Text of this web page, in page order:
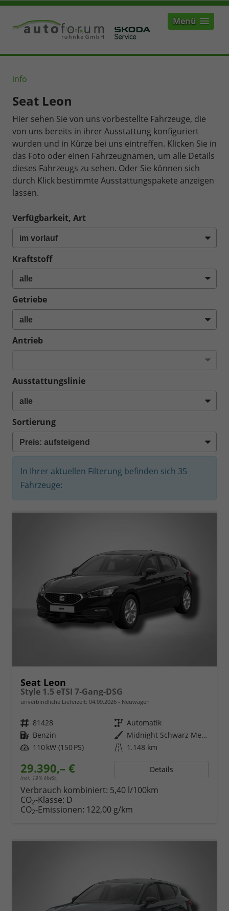
Menü
info
Seat Leon
Hier sehen Sie von uns vorbestellte Fahrzeuge, die
von uns bereits in ihrer Ausstattung konfiguriert
wurden und in Kürze bei uns eintreffen. Klicken Sie in
das Foto oder einen Fahrzeugnamen, um alle Details
dieses Fahrzeugs zu sehen. Oder Sie können sich
durch Klick bestimmte Ausstattungspakete anzeigen
lassen.
Verfügbarkeit, Art
Kraftstoff
Getriebe
Antrieb
Ausstattungslinie
Sortierung
In Ihrer aktuellen Filterung befinden sich 35
Fahrzeuge:
Seat Leon
Style 1.5 eTSI 7-Gang-DSG
unverbindliche Lieferzeit: 04.09.2026 Neuwagen
Fahrzeugnr. 81428 Getriebe Automatik
Kraftstoff Benzin Außenfarbe
Midnight Schwarz Metallic
Leistung 110 kW (150 PS) Kilometerstand 1.148 km
29.390,– €
incl. 19% MwSt.
Details
Verbrauch kombiniert: 5,40 l/100km
CO2-Klasse: D
CO2-Emissionen: 122,00 g/km